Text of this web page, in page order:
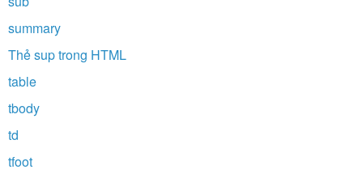
summary
Thẻ sup trong HTML
table
tbody
td
tfoot